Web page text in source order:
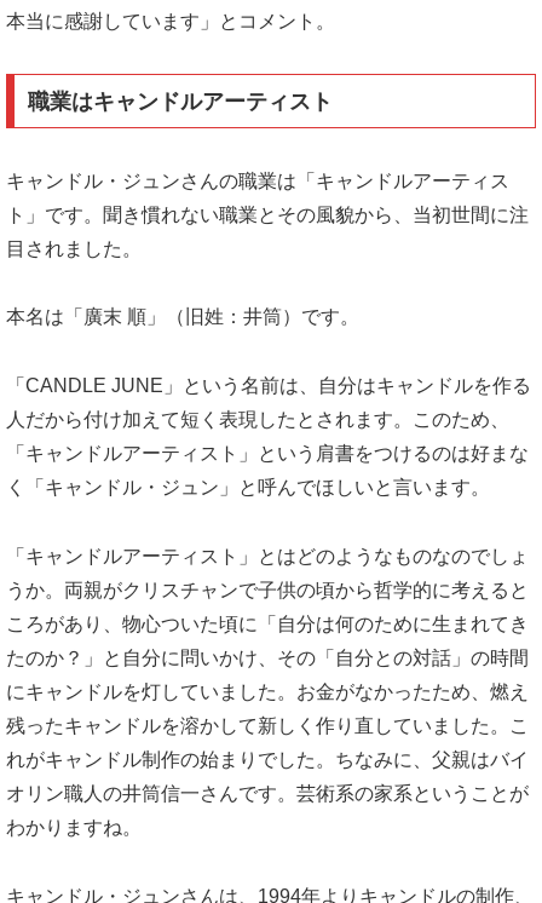
本当に感謝しています」とコメント。
職業はキャンドルアーティスト
キャンドル・ジュンさんの職業は「キャンドルアーティス
ト」です。聞き慣れない職業とその風貌から、当初世間に注
目されました。
本名は「廣末 順」（旧姓：井筒）です。
「CANDLE JUNE」という名前は、自分はキャンドルを作る
人だから付け加えて短く表現したとされます。このため、
「キャンドルアーティスト」という肩書をつけるのは好まな
く「キャンドル・ジュン」と呼んでほしいと言います。
「キャンドルアーティスト」とはどのようなものなのでしょ
うか。両親がクリスチャンで子供の頃から哲学的に考えると
ころがあり、物心ついた頃に「自分は何のために生まれてき
たのか？」と自分に問いかけ、その「自分との対話」の時間
にキャンドルを灯していました。お金がなかったため、燃え
残ったキャンドルを溶かして新しく作り直していました。こ
れがキャンドル制作の始まりでした。ちなみに、父親はバイ
オリン職人の井筒信一さんです。芸術系の家系ということが
わかりますね。
キャンドル・ジュンさんは、1994年よりキャンドルの制作、